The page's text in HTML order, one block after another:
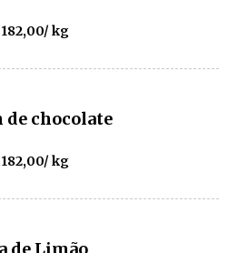
182,00/ kg
chocolate
182,00/ kg